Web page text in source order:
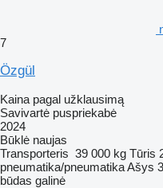
7
Özgül
Kaina pagal užklausimą
Savivartė puspriekabė
2024
Būklė naujas
Transporteris 39 000 kg Tūris
pneumatika/pneumatikaAšys 3
būdas galinė